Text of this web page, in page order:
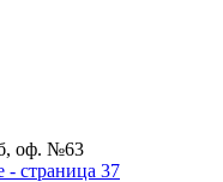
оф. №63